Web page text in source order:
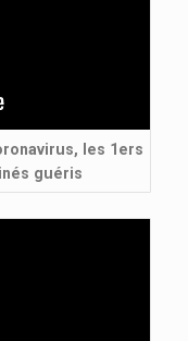
les 1ers
guéris